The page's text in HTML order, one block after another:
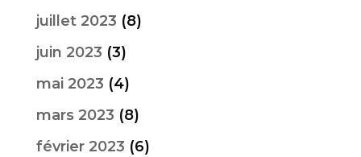
juillet 2023 (8)
juin 2023 (3)
mai 2023 (4)
mars 2023 (8)
février 2023 (6)